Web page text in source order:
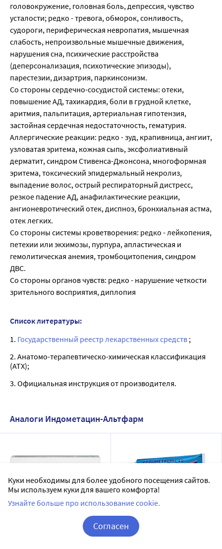
головокружение, головная боль, депрессия, чувство
усталости; редко - тревога, обморок, сонливость,
судороги, периферическая невропатия, мышечная
слабость, непроизвольные мышечные движения,
нарушения сна, психические расстройства
(деперсонализация, психотические эпизоды),
парестезии, дизартрия, паркинсонизм.
Со стороны сердечно-сосудистой системы: отеки,
повышение АД, тахикардия, боли в грудной клетке,
аритмия, пальпитация, артериальная гипотензия,
застойная сердечная недостаточность, гематурия.
Аллергические реакции: редко - зуд, крапивница, ангиит,
узловатая эритема, кожная сыпь, эксфолиативный
дерматит, синдром Стивенса-Джонсона, многоформная
эритема, токсический эпидермальный некролиз,
выпадение волос, острый респираторный дистресс,
резкое падение АД, анафилактические реакции,
ангионевротический отек, диспноэ, бронхиальная астма,
отек легких.
Со стороны системы кроветворения: редко - лейкопения,
петехии или экхимозы, пурпура, апластическая и
гемолитическая анемия, тромбоцитопения, синдром
ДВС.
Со стороны органов чувств: редко - нарушение четкости
зрительного восприятия, диплопия
Список литературы:
1. Государственный реестр лекарственных средств ;
2. Анатомо-терапевтическо-химическая классификация
(ATX);
3. Официальная инструкция от производителя.
Аналоги Индометацин-Альтфарм
Индометацин 100 мг 10 шт.
суппозитории ректальные
Индометацин 10% мазь 40
гр
Куки необходимы для более удобного посещения сайтов.
Мы используем куки для вашего комфорта!
Узнайте больше про использование cookie.
Согласен